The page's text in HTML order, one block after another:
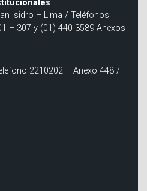
Isidro – Lima / Teléfonos:
– 307 y (01) 440 3589 Anexos
2210202 – Anexo 448 /